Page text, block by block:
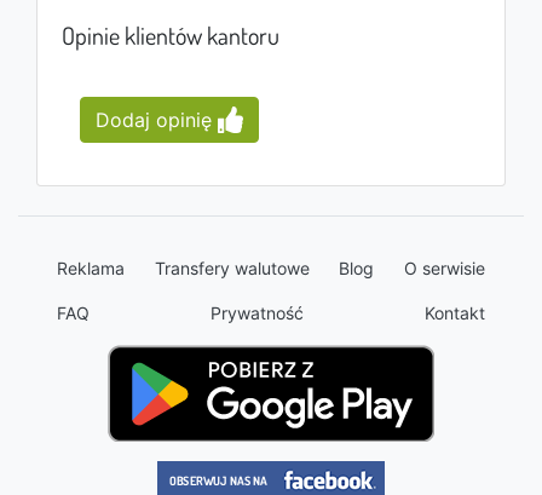
Opinie klientów kantoru
Dodaj opinię
Reklama Transfery walutowe Blog O serwisie
FAQ Prywatność Kontakt